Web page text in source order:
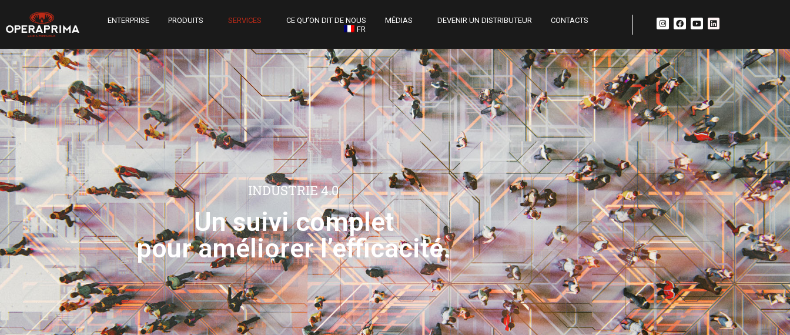
ENTERPRISE PRODUITS SERVICES CE QU’ON DIT DE NOUS MÉDIAS DEVENIR UN DISTRIBUTEUR
CONTACTS
FR
INDUSTRIE 4.0
Un suivi complet
pour améliorer l’efficacité.